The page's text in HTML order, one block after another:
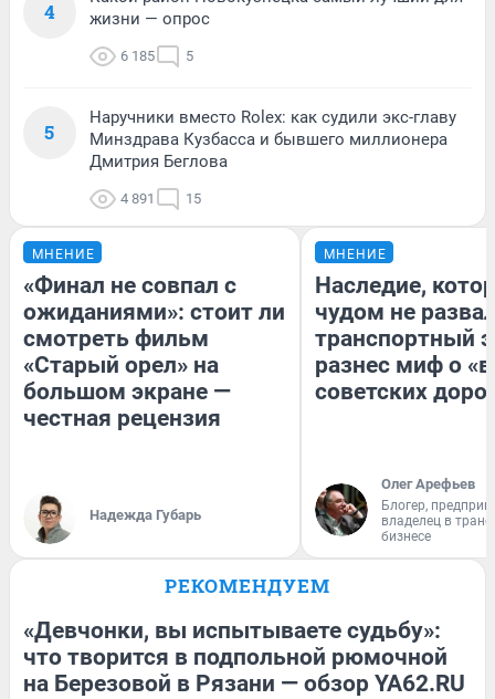
4
жизни — опрос
6 185 5
5
Наручники вместо Rolex: как судили экс-главу
Минздрава Кузбасса и бывшего миллионера
Дмитрия Беглова
4 891 15
МНЕНИЕ
«Финал не совпал с
ожиданиями»: стоит ли
смотреть фильм
«Старый орел» на
большом экране —
честная рецензия
Надежда Губарь
МНЕНИЕ
Наследие,
чудом не
транспортный
разнес миф о
советских
Олег Арефьев
Блогер,
владелец в
бизнесе
РЕКОМЕНДУЕМ
«Девчонки, вы испытываете судьбу»:
что творится в подпольной рюмочной
на Березовой в Рязани — обзор YA62.RU